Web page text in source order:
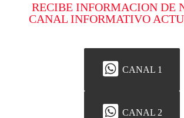
RECIBE INFORMACION DE
CANAL INFORMATIVO
CANAL 1
CANAL 2